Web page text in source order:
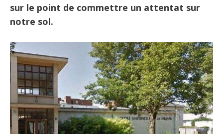
sur le point de commettre un attentat sur
notre sol.